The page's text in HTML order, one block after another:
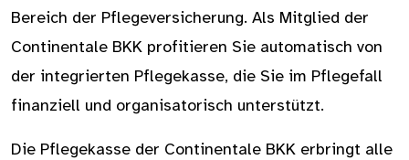
Bereich der Pflegeversicherung. Als Mitglied der
Continentale BKK profitieren Sie automatisch von
der integrierten Pflegekasse, die Sie im Pflegefall
finanziell und organisatorisch unterstützt.
Die Pflegekasse der Continentale BKK erbringt alle